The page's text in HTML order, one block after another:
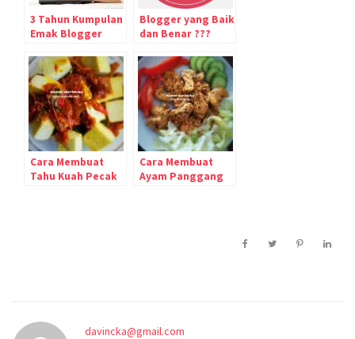
3 Tahun Kumpulan
Emak Blogger
Blogger yang Baik
dan Benar ???
Cara Membuat
Tahu Kuah Pecak
Cara Membuat
Ayam Panggang
davincka@gmail.com